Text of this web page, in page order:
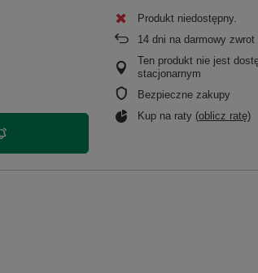
Produkt niedostępny
14 dni na darmowy zwrot
Ten produkt nie jest
stacjonarnym
Bezpieczne zakupy
Kup na raty (oblicz ratę)